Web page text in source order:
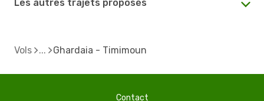
Les autres trajets proposés
Vols Ghardaia - Timimoun
Contact